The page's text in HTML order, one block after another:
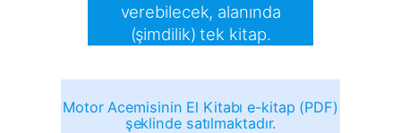
verebilecek, alanında
(şimdilik) tek kitap.
Motor Acemisinin El Kitabı e-kitap (PDF)
şeklinde satılmaktadır.